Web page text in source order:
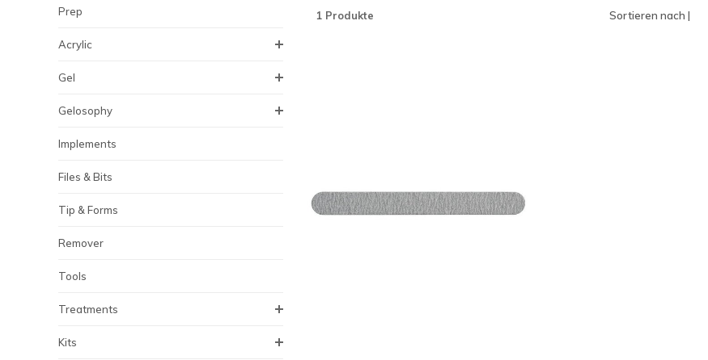
Prep
Acrylic
Gel
Gelosophy
Implements
Files & Bits
Tip & Forms
Remover
Tools
Treatments
Kits
1 Produkte Sortieren nach |